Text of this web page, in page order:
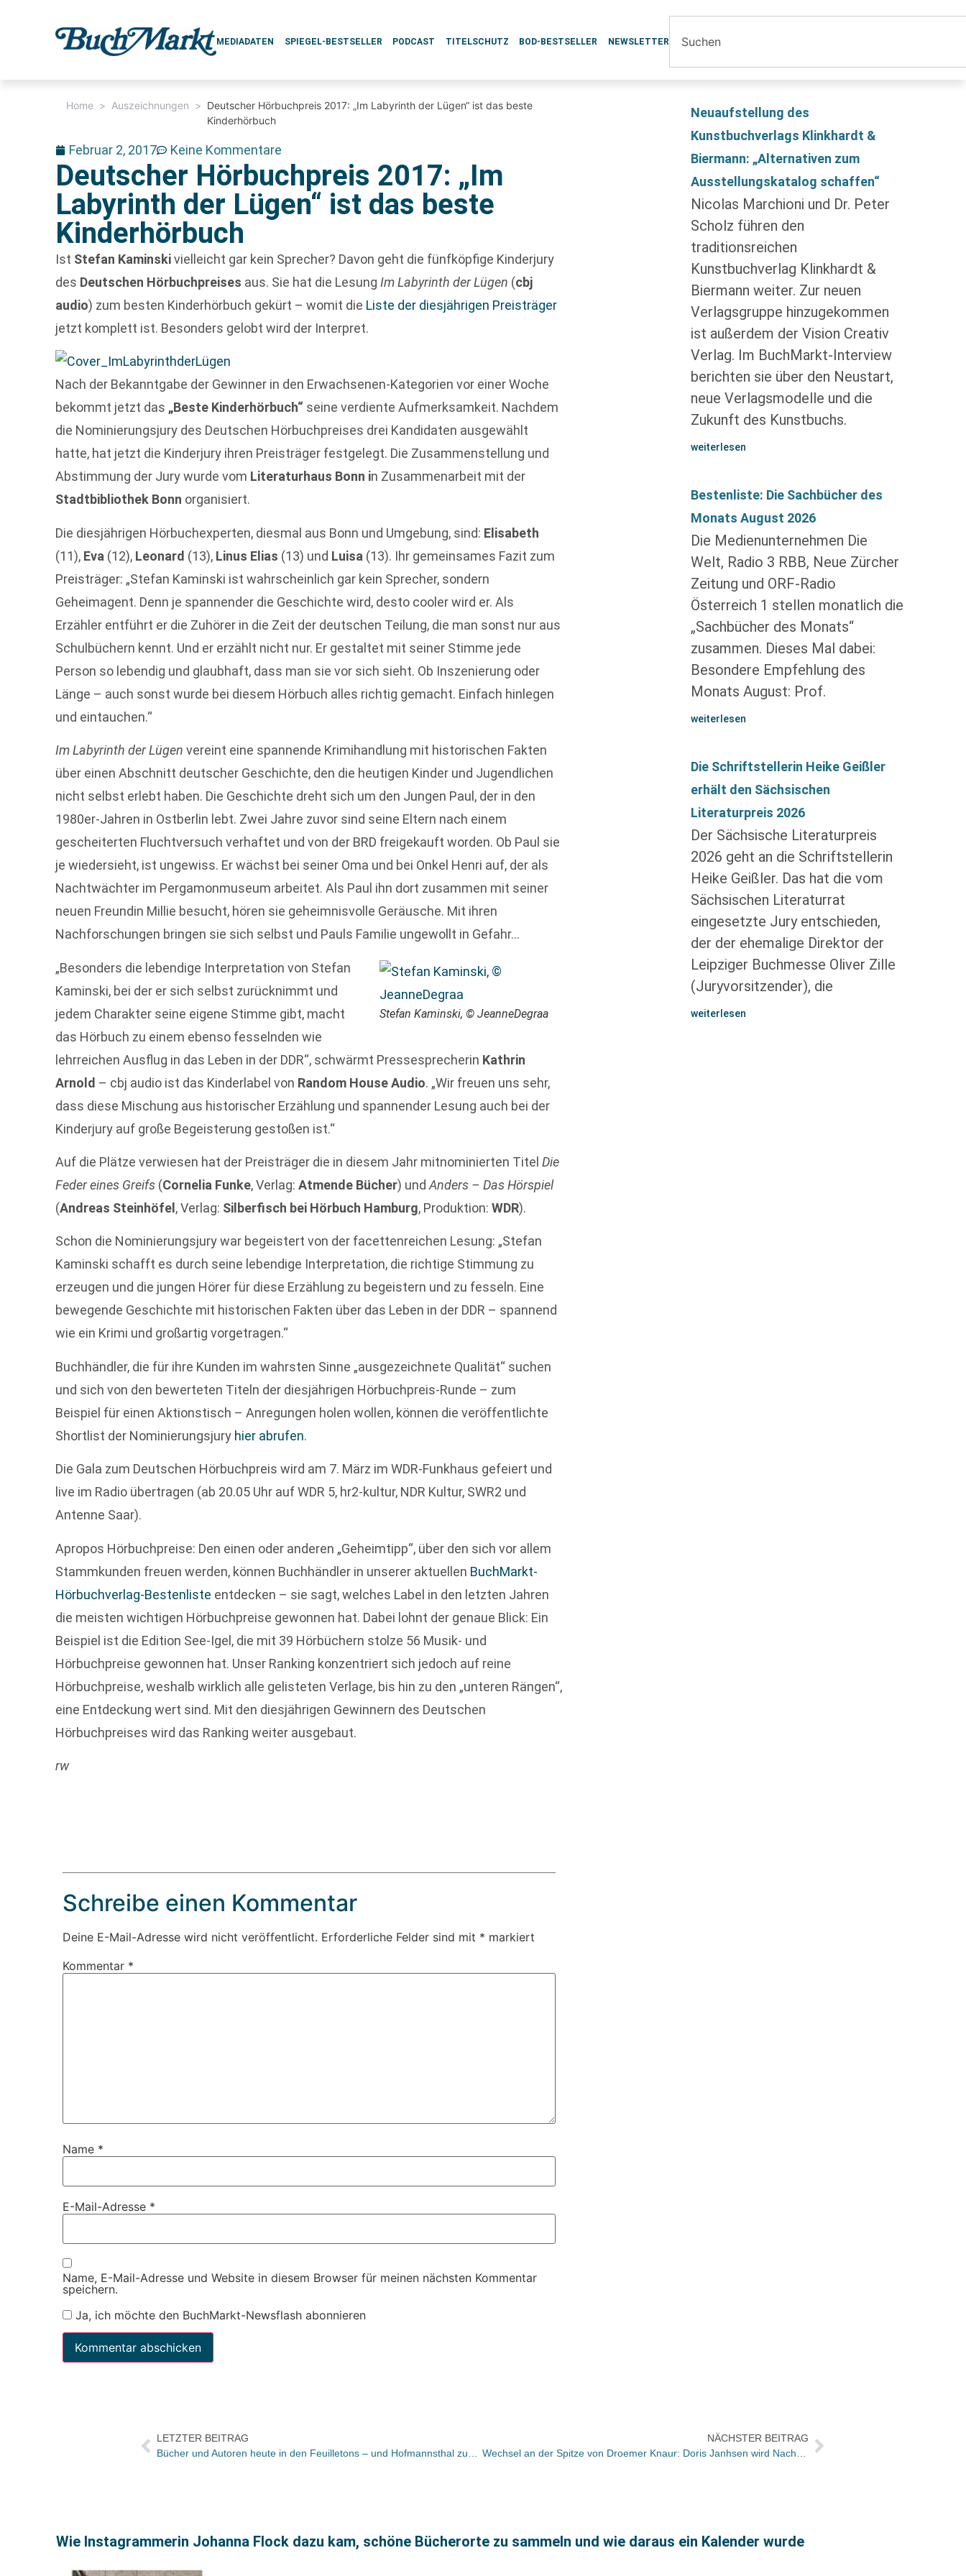
MEDIADATEN SPIEGEL-BESTSELLER PODCAST TITELSCHUTZ BOD-BESTSELLER NEWSLETTER
Home > Auszeichnungen > Deutscher Hörbuchpreis 2017: „Im Labyrinth der Lügen“ ist das beste
Kinderhörbuch
Februar 2, 2017 Keine Kommentare
Deutscher Hörbuchpreis 2017: „Im
Labyrinth der Lügen“ ist das beste
Kinderhörbuch
Ist Stefan Kaminskivielleicht gar kein Sprecher? Davon geht die fünfköpfige Kinderjury
des Deutschen Hörbuchpreises aus. Sie hat die Lesung Im Labyrinth der Lügen (cbj
audio) zum besten Kinderhörbuch gekürt – womit die Liste der diesjährigen Preisträger
jetzt komplett ist. Besonders gelobt wird der Interpret.
Nach der Bekanntgabe der Gewinner in den Erwachsenen-Kategorien vor einer Woche
bekommt jetzt das „Beste Kinderhörbuch“ seine verdiente Aufmerksamkeit. Nachdem
die Nominierungsjury des Deutschen Hörbuchpreises drei Kandidaten ausgewählt
hatte, hat jetzt die Kinderjury ihren Preisträger festgelegt. Die Zusammenstellung und
Abstimmung der Jury wurde vom Literaturhaus Bonn in Zusammenarbeit mit der
Stadtbibliothek Bonn organisiert.
Die diesjährigen Hörbuchexperten, diesmal aus Bonn und Umgebung, sind: Elisabeth
(11), Eva (12), Leonard (13), Linus Elias (13) und Luisa (13). Ihr gemeinsames Fazit zum
Preisträger: „Stefan Kaminski ist wahrscheinlich gar kein Sprecher, sondern
Geheimagent. Denn je spannender die Geschichte wird, desto cooler wird er. Als
Erzähler entführt er die Zuhörer in die Zeit der deutschen Teilung, die man sonst nur aus
Schulbüchern kennt. Und er erzählt nicht nur. Er gestaltet mit seiner Stimme jede
Person so lebendig und glaubhaft, dass man sie vor sich sieht. Ob Inszenierung oder
Länge – auch sonst wurde bei diesem Hörbuch alles richtig gemacht. Einfach hinlegen
und eintauchen.“
Im Labyrinth der Lügen vereint eine spannende Krimihandlung mit historischen Fakten
über einen Abschnitt deutscher Geschichte, den die heutigen Kinder und Jugendlichen
nicht selbst erlebt haben. Die Geschichte dreht sich um den Jungen Paul, der in den
1980er-Jahren in Ostberlin lebt. Zwei Jahre zuvor sind seine Eltern nach einem
gescheiterten Fluchtversuch verhaftet und von der BRD freigekauft worden. Ob Paul sie
je wiedersieht, ist ungewiss. Er wächst bei seiner Oma und bei Onkel Henri auf, der als
Nachtwächter im Pergamonmuseum arbeitet. Als Paul ihn dort zusammen mit seiner
neuen Freundin Millie besucht, hören sie geheimnisvolle Geräusche. Mit ihren
Nachforschungen bringen sie sich selbst und Pauls Familie ungewollt in Gefahr…
Stefan Kaminski, © JeanneDegraa
„Besonders die lebendige Interpretation von Stefan
Kaminski, bei der er sich selbst zurücknimmt und
jedem Charakter seine eigene Stimme gibt, macht
das Hörbuch zu einem ebenso fesselnden wie
lehrreichen Ausflug in das Leben in der DDR“, schwärmt Pressesprecherin Kathrin
Arnold – cbj audio ist das Kinderlabel von Random House Audio. „Wir freuen uns sehr,
dass diese Mischung aus historischer Erzählung und spannender Lesung auch bei der
Kinderjury auf große Begeisterung gestoßen ist.“
Auf die Plätze verwiesen hat der Preisträger die in diesem Jahr mitnominierten TitelDie
Feder eines Greifs (Cornelia Funke, Verlag:Atmende Bücher) undAnders – Das Hörspiel
(Andreas Steinhöfel , Verlag: Silberfisch bei Hörbuch Hamburg, Produktion:WDR).
Schon die Nominierungsjury war begeistert von der facettenreichen Lesung: „Stefan
Kaminski schafft es durch seine lebendige Interpretation, die richtige Stimmung zu
erzeugen und die jungen Hörer für diese Erzählung zu begeistern und zu fesseln. Eine
bewegende Geschichte mit historischen Fakten über das Leben in der DDR – spannend
wie ein Krimi und großartig vorgetragen.“
Buchhändler, die für ihre Kunden im wahrsten Sinne „ausgezeichnete Qualität“ suchen
und sich von den bewerteten Titeln der diesjährigen Hörbuchpreis-Runde – zum
Beispiel für einen Aktionstisch – Anregungen holen wollen, können die veröffentlichte
Shortlist der Nominierungsjury hier abrufen.
Die Gala zum Deutschen Hörbuchpreis wird am 7. März im WDR-Funkhaus gefeiert und
live im Radio übertragen (ab 20.05 Uhr auf WDR 5, hr2-kultur, NDR Kultur, SWR2 und
Antenne Saar).
Apropos Hörbuchpreise: Den einen oder anderen „Geheimtipp“, über den sich vor allem
Stammkunden freuen werden, können Buchhändler in unserer aktuellen BuchMarkt-
Hörbuchverlag-Bestenliste entdecken – sie sagt, welches Label in den letzten Jahren
die meisten wichtigen Hörbuchpreise gewonnen hat. Dabei lohnt der genaue Blick: Ein
Beispiel ist die Edition See-Igel, die mit 39 Hörbüchern stolze 56 Musik- und
Hörbuchpreise gewonnen hat. Unser Ranking konzentriert sich jedoch auf reine
Hörbuchpreise, weshalb wirklich alle gelisteten Verlage, bis hin zu den „unteren Rängen“,
eine Entdeckung wert sind. Mit den diesjährigen Gewinnern des Deutschen
Hörbuchpreises wird das Ranking weiter ausgebaut.
rw
Schreibe einen Kommentar
Deine E-Mail-Adresse wird nicht veröffentlicht. Erforderliche Felder sind mit * markiert
Kommentar *
Name *
E-Mail-Adresse *
Name, E-Mail-Adresse und Website in diesem Browser für meinen nächsten Kommentar
speichern.
Ja, ich möchte den BuchMarkt-Newsflash abonnieren
Neuaufstellung des
Kunstbuchverlags Klinkhardt &
Biermann: „Alternativen zum
Ausstellungskatalog schaffen“
Nicolas Marchioni und Dr. Peter
Scholz führen den
traditionsreichen
Kunstbuchverlag Klinkhardt &
Biermann weiter. Zur neuen
Verlagsgruppe hinzugekommen
ist außerdem der Vision Creativ
Verlag. Im BuchMarkt-Interview
berichten sie über den Neustart,
neue Verlagsmodelle und die
Zukunft des Kunstbuchs.
weiterlesen
Bestenliste: Die Sachbücher des
Monats August 2026
Die Medienunternehmen Die
Welt, Radio 3 RBB, Neue Zürcher
Zeitung und ORF-Radio
Österreich 1 stellen monatlich die
„Sachbücher des Monats“
zusammen. Dieses Mal dabei:
Besondere Empfehlung des
Monats August: Prof.
weiterlesen
Die Schriftstellerin Heike Geißler
erhält den Sächsischen
Literaturpreis 2026
Der Sächsische Literaturpreis
2026 geht an die Schriftstellerin
Heike Geißler. Das hat die vom
Sächsischen Literaturrat
eingesetzte Jury entschieden,
der der ehemalige Direktor der
Leipziger Buchmesse Oliver Zille
(Juryvorsitzender), die
weiterlesen
LETZTER BEITRAG
NÄCHSTER BEITRAG
Wie Instagrammerin Johanna Flock dazu kam, schöne Bücherorte zu sammeln und wie daraus ein Kalender wurde